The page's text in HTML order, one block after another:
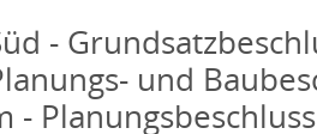
-
und
- Planungsbeschluss